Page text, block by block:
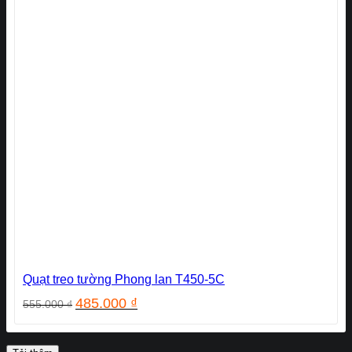
Quạt treo tường Phong lan T450-5C
555.000₫ Giá
là:
485.000 ₫
tại